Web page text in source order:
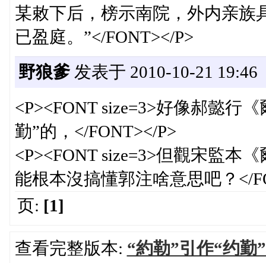
某敕下后，榜示南院，外内亲族
已盈庭。”</FONT></P>
野狼爹发表于 2010-10-21 19:46
<P><FONT size=3>好像郝懿行
勤”的，</FONT></P>
<P><FONT size=3>但觀宋監本
能根本沒搞懂郭注啥意思吧？</
页: [1]
查看完整版本: “約勒”引作“约勤